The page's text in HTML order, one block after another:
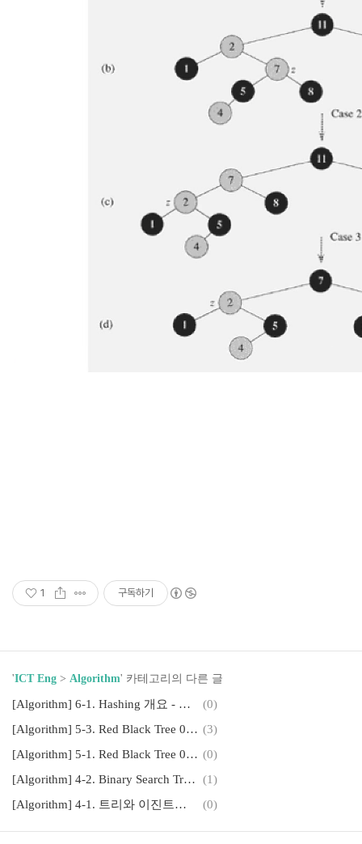
1 구독하기
'ICT Eng > Algorithm' 카테고리의 다른 글
[Algorithm] 6-1. Hashing 개요 - Chaining, Open Addressing, SUHA
(0)
[Algorithm] 5-3. Red Black Tree 03 - DELETE, FIXUP 연산
(3)
[Algorithm] 5-1. Red Black Tree 01 - 개요
(0)
[Algorithm] 4-2. Binary Search Tree - 이진탐색트리
(1)
[Algorithm] 4-1. 트리와 이진트리(tree and binary tree)
(0)